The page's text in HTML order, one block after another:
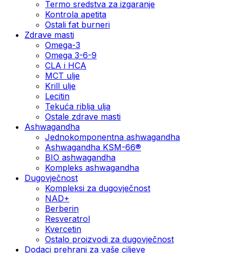
Termo sredstva za izgaranje
Kontrola apetita
Ostali fat burneri
Zdrave masti
Omega-3
Omega 3-6-9
CLA i HCA
MCT ulje
Krill ulje
Lecitin
Tekuća riblja ulja
Ostale zdrave masti
Ashwagandha
Jednokomponentna ashwagandha
Ashwagandha KSM-66®
BIO ashwagandha
Kompleks ashwagandha
Dugovječnost
Kompleksi za dugovječnost
NAD+
Berberin
Resveratrol
Kvercetin
Ostalo proizvodi za dugovječnost
Dodaci prehrani za vaše ciljeve